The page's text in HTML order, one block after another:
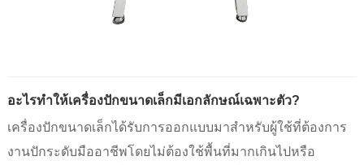
อะไรทำให้เครื่องปักขนาดเล็กมีเอกลักษณ์เฉพาะตัว?
เครื่องปักขนาดเล็กได้รับการออกแบบมาสำหรับผู้ใช้ที่ต้องการ
งานปักระดับมืออาชีพโดยไม่ต้องใช้พื้นที่มากเกินไปหรือ